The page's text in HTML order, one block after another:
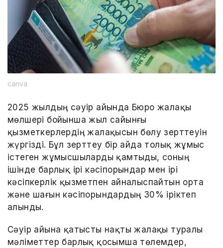
canva
2025 жылдың сәуір айында Бюро жалақы
мөлшері бойынша жыл сайынғы
қызметкерлердің жалақысын бөлу зерттеуін
жүргізді. Бұл зерттеу бір айда толық жұмыс
істеген жұмысшыларды қамтыды, соның
ішінде барлық ірі кәсіпорындар мен ірі
кәсіпкерлік қызметпен айналыспайтын орта
және шағын кәсіпорындардың 30% іріктеп
алынды.
Сәуір айына қатысты нақты жалақы туралы
мәліметтер барлық қосымша төлемдер,